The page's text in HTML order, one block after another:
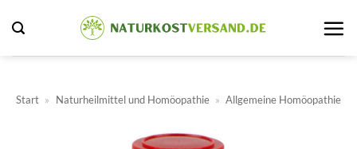
Inhalt
springen
Start » Naturheilmittel und Homöopathie » Allgemeine Homöopathie